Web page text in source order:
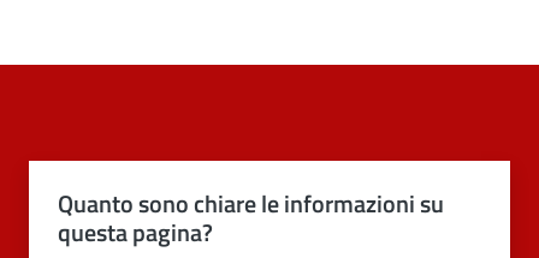
Quanto sono chiare le informazioni su
questa pagina?